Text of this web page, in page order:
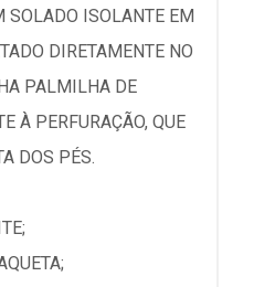
SOLADO ISOLANTE EM
DIRETAMENTE NO
PALMILHA DE
À PERFURAÇÃO, QUE
DOS PÉS.